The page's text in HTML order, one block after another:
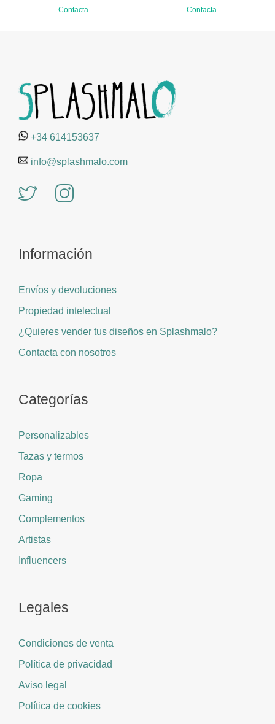
Contacta
Contacta
+34 614153637
info@splashmalo.com
Información
Envíos y devoluciones
Propiedad intelectual
¿Quieres vender tus diseños en Splashmalo?
Contacta con nosotros
Categorías
Personalizables
Tazas y termos
Ropa
Gaming
Complementos
Artistas
Influencers
Legales
Condiciones de venta
Política de privacidad
Aviso legal
Política de cookies